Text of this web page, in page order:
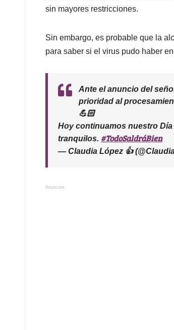
sin mayores restricciones.
Sin embargo, es probable que la
para saber si el virus pudo haber
Ante el anuncio del
prioridad al
💪🏻
Hoy continuamos nuestro Día
tranquilos. #TodoSaldráBien
— Claudia López 👍
Anuncios.